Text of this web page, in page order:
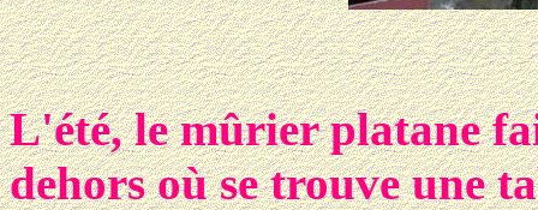
L'été, le mûrier platane
dehors où se trouve une